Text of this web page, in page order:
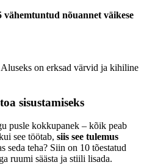
vähemtuntud nõuannet väikese
on erksad värvid ja kihiline
sisustamiseks
pusle kokkupanek – kõik peab
see töötab, siis see tulemus
seda teha? Siin on 10 tõestatud
ruumi säästa ja stiili lisada.